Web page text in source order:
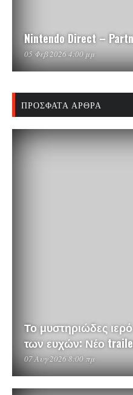
Nintendo Direct –
05 Φεβ 2026 4:00 μμ
ΠΡΌΣΦΑΤΑ ΆΡΘΡΑ
Το μυστηριώδες
των ευχών: Νέο
07 Αυγ 2026 8:00 πμ